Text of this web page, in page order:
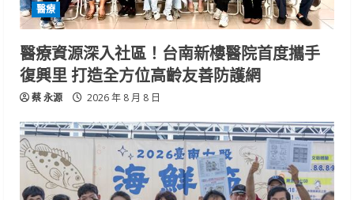
醫療
醫療資源深入社區！台南新樓醫院首度攜手
復興里 打造全方位高齡友善防護網
蔡 永源 2026 年 8 月 8 日